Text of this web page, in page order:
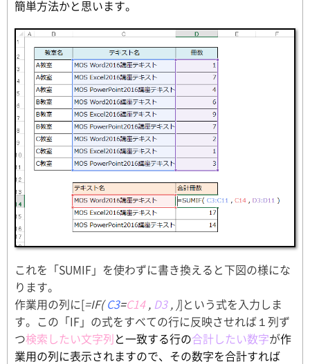
簡単方法かと思います。
これを「SUMIF」を使わずに書き換えると下図の様にな
ります。
作業用の列に[=IF(C3=C14, D3, )]という式を入力しま
す。この「IF」の式をすべての行に反映させれば１列ず
つ検索したい文字列と一致する行の合計したい数字が作
業用の列に表示されますので、その数字を合計すれば